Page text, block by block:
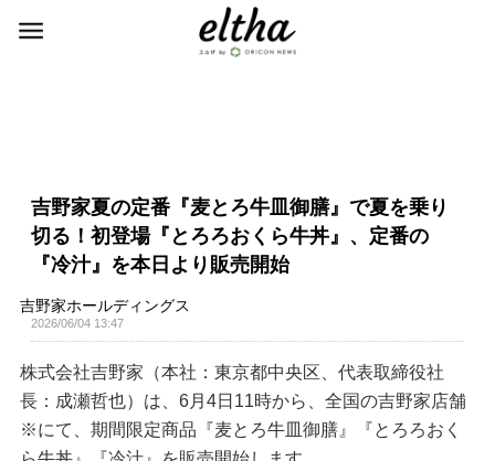
吉野家夏の定番『麦とろ牛皿御膳』で夏を乗り
切る！初登場『とろろおくら牛丼』、定番の
『冷汁』を本日より販売開始
吉野家ホールディングス
2026/06/04 13:47
株式会社吉野家（本社：東京都中央区、代表取締役社
長：成瀬哲也）は、6月4日11時から、全国の吉野家店舗
※にて、期間限定商品『麦とろ牛皿御膳』『とろろおく